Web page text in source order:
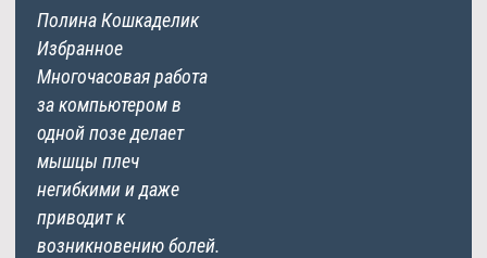
Полина Кошкаделик
Избранное
Многочасовая работа
за компьютером в
одной позе делает
мышцы плеч
негибкими и даже
приводит к
возникновению болей.